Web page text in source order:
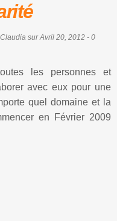
sur Avril 20, 2012 - 0
les personnes et
avec eux pour une
quel domaine et la
en Février 2009